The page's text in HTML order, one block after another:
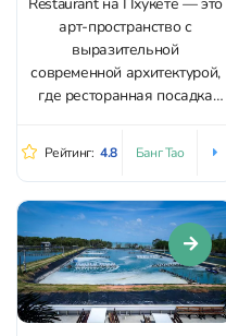
арт‑пространство с
выразительной
современной архитектурой,
где ресторанная посадка
мягкий свет, много воздуха и
спокойный фон без лишнего
шума; есть зоны для
общения, уединённых
посиделок и комфортной
работы с ноутбуком.
Доступны столики в
помещении и на...
Рейтинг: 4.8 Банг Тао